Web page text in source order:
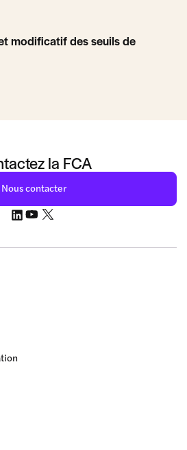
modificatif des seuils de
la FCA
Nous contacter